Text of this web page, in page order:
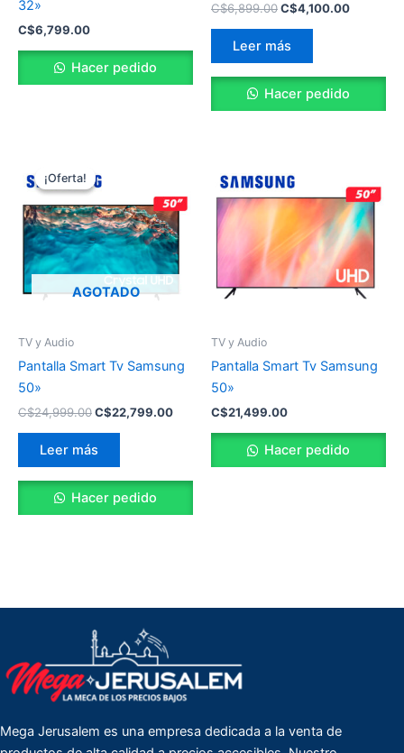
32»
C$6,799.00
Hacer pedido
C$6,899.00C$4,100.00
Leer más
Hacer pedido
¡Oferta!
AGOTADO
¡Oferta!
TV y Audio
Pantalla Smart Tv Samsung
50»
C$24,999.00
precio
original
era:
C$24,999.00.
C$22,799.00
es:
C$22,799.00.
Leer más
Hacer pedido
TV y Audio
Pantalla Smart Tv Samsung
50»
C$21,499.00
Hacer pedido
Mega Jerusalem es una empresa dedicada a la venta de